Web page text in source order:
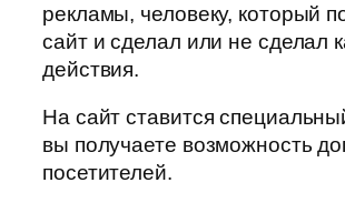
рекламы, человеку, который
сайт и сделал или не сделал
действия.
На сайт ставится
вы получаете возможность
посетителей.